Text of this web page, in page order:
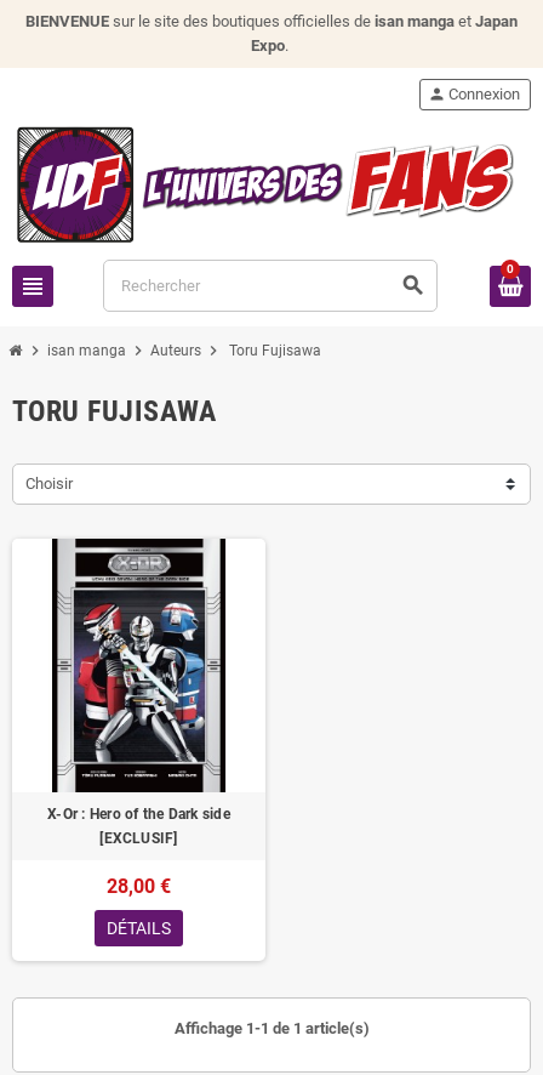
BIENVENUE sur le site des boutiques officielles de isan manga et Japan
Expo.
view_headline search
person Connexion
0
chevron_right isan manga chevron_right Auteurs chevron_right Toru Fujisawa
TORU FUJISAWA
Choisir
X-Or : Hero of the Dark side
[EXCLUSIF]
28,00 €
DÉTAILS
Affichage 1-1 de 1 article(s)